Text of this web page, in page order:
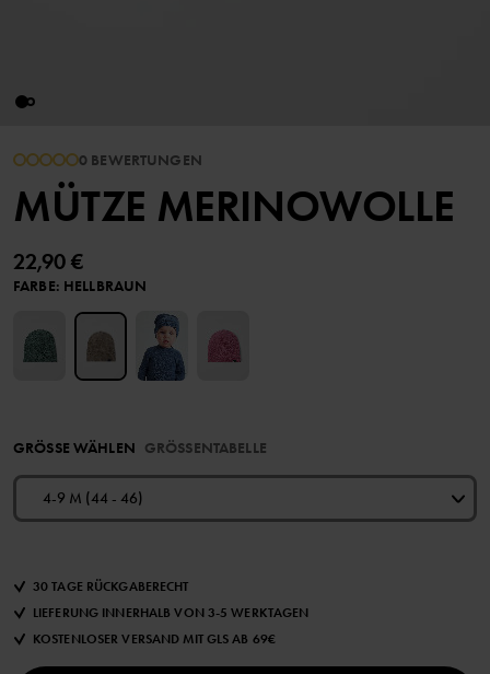
0 BEWERTUNGEN
MÜTZE MERINOWOLLE
22,90 €
FARBE: HELLBRAUN
GRÖSSE WÄHLEN GRÖSSENTABELLE
4-9 M (44 - 46)
30 TAGE RÜCKGABERECHT
LIEFERUNG INNERHALB VON 3-5 WERKTAGEN
KOSTENLOSER VERSAND MIT GLS AB 69€